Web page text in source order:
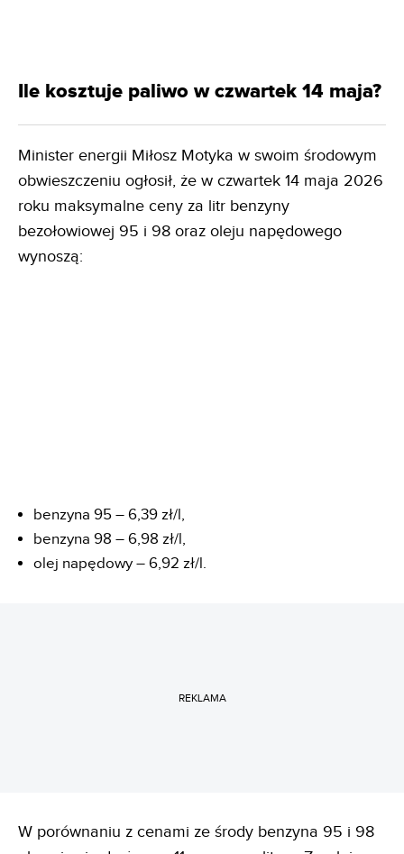
Ile kosztuje paliwo w czwartek 14 maja?
Minister energii Miłosz Motyka w swoim środowym
obwieszczeniu ogłosił, że w czwartek 14 maja 2026
roku maksymalne ceny za litr benzyny
bezołowiowej 95 i 98 oraz oleju napędowego
wynoszą:
benzyna 95 – 6,39 zł/l,
benzyna 98 – 6,98 zł/l,
olej napędowy – 6,92 zł/l.
REKLAMA
W porównaniu z cenami ze środy benzyna 95 i 98